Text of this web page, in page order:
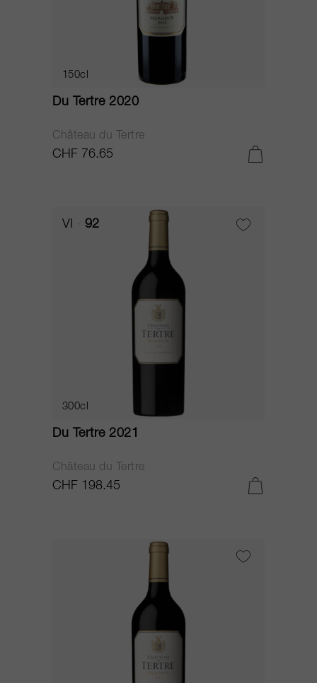
150cl
Du Tertre 2020
Château du Tertre
CHF 76.65
VI 92
300cl
Du Tertre 2021
Château du Tertre
CHF 198.45